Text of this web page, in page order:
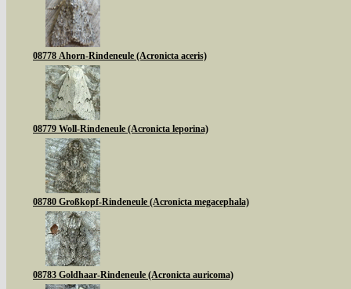
08778 Ahorn-Rindeneule (Acronicta aceris)
08779 Woll-Rindeneule (Acronicta leporina)
08780 Großkopf-Rindeneule (Acronicta megacephala)
08783 Goldhaar-Rindeneule (Acronicta auricoma)